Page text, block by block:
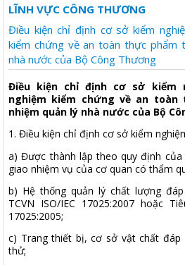
LĨNH VỰC CÔNG THƯƠNG
Điều kiện chỉ định cơ sở kiểm
kiểm chứng về an toàn thực phẩm
nhà nước của Bộ Công Thương
Điều kiện chỉ định cơ sở kiểm
nghiệm kiểm chứng về an
nhiệm quản lý nhà nước của Bộ
1. Điều kiện chỉ định cơ sở kiểm
a) Được thành lập theo quy định
giao nhiệm vụ của cơ quan có thẩm
b) Hệ thống quản lý chất lượng
TCVN ISO/IEC 17025:2007 hoặc
17025:2005;
c) Trang thiết bị, cơ sở vật chất đáp
thử;